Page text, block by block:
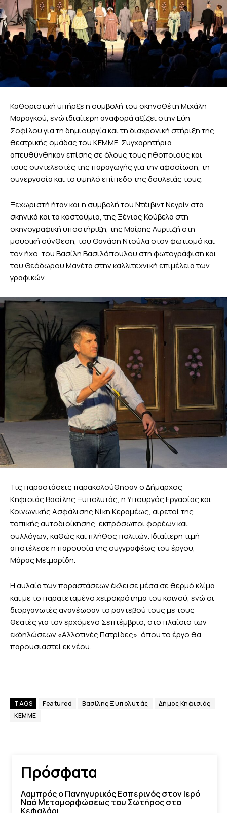
Καθοριστική υπήρξε η συμβολή του σκηνοθέτη Μιχάλη
Μαραγκού, ενώ ιδιαίτερη αναφορά αξίζει στην Εύη
Σοφίλου για τη δημιουργία και τη διαχρονική στήριξη της
θεατρικής ομάδας του ΚΕΜΜΕ. Συγχαρητήρια
απευθύνθηκαν επίσης σε όλους τους ηθοποιούς και
τους συντελεστές της παραγωγής για την αφοσίωση, τη
συνεργασία και το υψηλό επίπεδο της δουλειάς τους.
Ξεχωριστή ήταν και η συμβολή του Ντέιβιντ Νεγρίν στα
σκηνικά και τα κοστούμια, της Ξένιας Κούβελα στη
σκηνογραφική υποστήριξη, της Μαίρης Λυριτζή στη
μουσική σύνθεση, του Θανάση Ντούλα στον φωτισμό και
τον ήχο, του Βασίλη Βασιλόπουλου στη φωτογράφιση και
του Θεόδωρου Μανέτα στην καλλιτεχνική επιμέλεια των
γραφικών.
Τις παραστάσεις παρακολούθησαν ο Δήμαρχος
Κηφισιάς Βασίλης Ξυπολυτάς, η Υπουργός Εργασίας και
Κοινωνικής Ασφάλισης Νίκη Κεραμέως, αιρετοί της
τοπικής αυτοδιοίκησης, εκπρόσωποι φορέων και
συλλόγων, καθώς και πλήθος πολιτών. Ιδιαίτερη τιμή
αποτέλεσε η παρουσία της συγγραφέως του έργου,
Μάρας Μεϊμαρίδη.
Η αυλαία των παραστάσεων έκλεισε μέσα σε θερμό κλίμα
και με το παρατεταμένο χειροκρότημα του κοινού, ενώ οι
διοργανωτές ανανέωσαν το ραντεβού τους με τους
θεατές για τον ερχόμενο Σεπτέμβριο, στο πλαίσιο των
εκδηλώσεων «Αλλοτινές Πατρίδες», όπου το έργο θα
παρουσιαστεί εκ νέου.
TAGS Featured Βασίλης Ξυπολυτάς
Δήμος Κηφισιάς
ΚΕΜΜΕ
Πρόσφατα
Λαμπρός ο Πανηγυρικός Εσπερινός στον Ιερό
Ναό Μεταμορφώσεως του Σωτήρος στο